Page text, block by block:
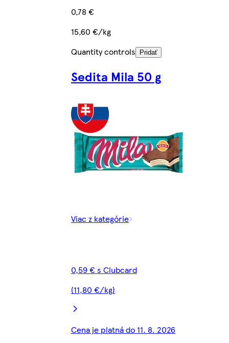
0,78 €
15,60 €/kg
Quantity controls
Pridať
Sedita Mila 50 g
Viac z kategórie
0,59 € s Clubcard
(11,80 €/kg)
Cena je platná do 11. 8. 2026